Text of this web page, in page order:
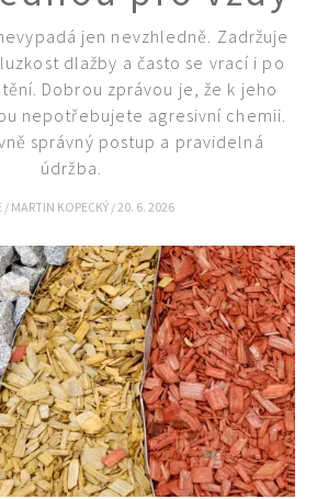
zahrada Speciál
jen nevzhledně. Zadržuje
dlažby a často se vrací i po
Dobrou zprávou je, že k jeho
nepotřebujete agresivní chemii.
správný postup a pravidelná
údržba.
/ MARTIN KOPECKÝ / 20. 6. 2026